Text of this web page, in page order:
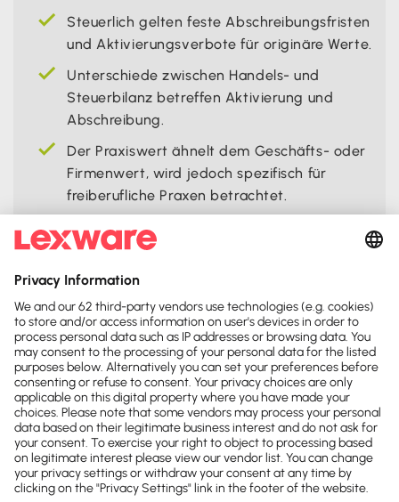
Steuerlich gelten feste Abschreibungsfristen
und Aktivierungsverbote für originäre Werte.
Unterschiede zwischen Handels- und
Steuerbilanz betreffen Aktivierung und
Abschreibung.
Der Praxiswert ähnelt dem Geschäfts- oder
Firmenwert, wird jedoch spezifisch für
freiberufliche Praxen betrachtet.
Teile diese Seite:
    